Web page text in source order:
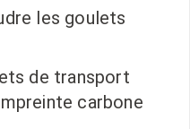
les goulets
de transport
carbone